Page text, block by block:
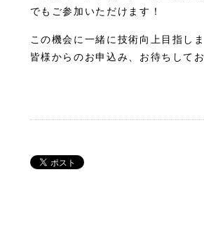
でもご参加いただけます！
この機会に一緒に技術向上目指しま
皆様からのお申込み、お待ちしてお